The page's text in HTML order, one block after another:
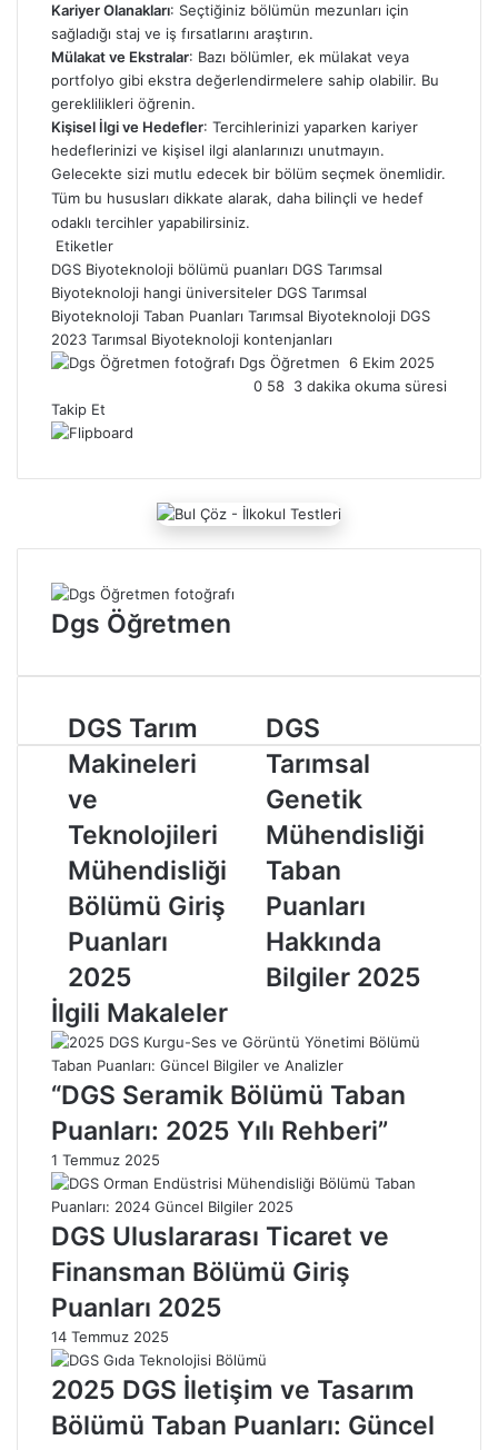
Kariyer Olanakları: Seçtiğiniz bölümün mezunları için
sağladığı staj ve iş fırsatlarını araştırın.
Mülakat ve Ekstralar: Bazı bölümler, ek mülakat veya
portfolyo gibi ekstra değerlendirmelere sahip olabilir. Bu
gereklilikleri öğrenin.
Kişisel İlgi ve Hedefler: Tercihlerinizi yaparken kariyer
hedeflerinizi ve kişisel ilgi alanlarınızı unutmayın.
Gelecekte sizi mutlu edecek bir bölüm seçmek önemlidir.
Tüm bu hususları dikkate alarak, daha bilinçli ve hedef
odaklı tercihler yapabilirsiniz.
Etiketler
DGS Biyoteknoloji bölümü puanları DGS Tarımsal
Biyoteknoloji hangi üniversiteler DGS Tarımsal
Biyoteknoloji Taban Puanları Tarımsal Biyoteknoloji DGS
2023 Tarımsal Biyoteknoloji kontenjanları
Dgs Öğretmen B
i
p
t
e
6 Ekim 2025
0 58 3 dakika okuma süresi
Takip Et
Dgs Öğretmen
D
G
S
T
ı
m
M
a
k
i
e
l
e
r
v
e
T
e
k
n
o
l
o
j
l
e
DGS Tarım
Makineleri
ve
Teknolojileri
Mühendisliği
Bölümü Giriş
Puanları
2025
D
G
T
ı
m
s
a
l
G
e
t
k
M
h
e
n
d
i
i
T
DGS
Tarımsal
Genetik
Mühendisliği
Taban
Puanları
Hakkında
Bilgiler 2025
İlgili Makaleler
“DGS Seramik Bölümü Taban
Puanları: 2025 Yılı Rehberi”
1 Temmuz 2025
DGS Uluslararası Ticaret ve
Finansman Bölümü Giriş
Puanları 2025
14 Temmuz 2025
2025 DGS İletişim ve Tasarım
Bölümü Taban Puanları: Güncel